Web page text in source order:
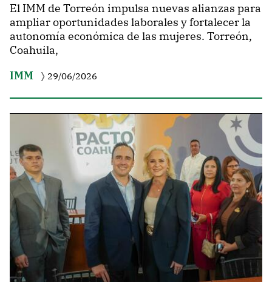
El IMM de Torreón impulsa nuevas alianzas para
ampliar oportunidades laborales y fortalecer la
autonomía económica de las mujeres. Torreón,
Coahuila,
IMM
29/06/2026